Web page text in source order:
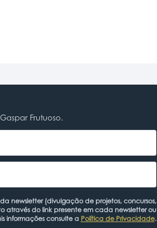
Frutuoso.
newsletter (divulgação de projetos, concursos,
através do link presente em cada newsletter ou
informações consulte a Política de Privacidade.